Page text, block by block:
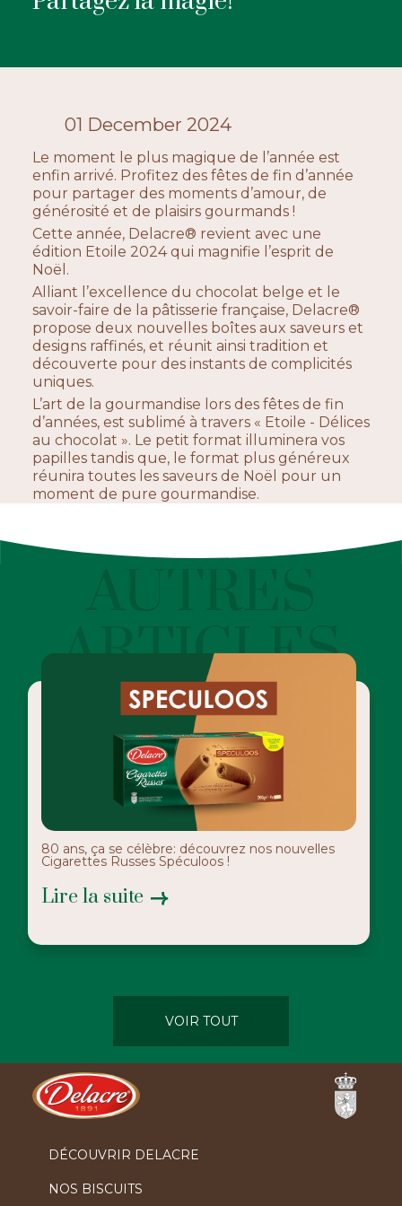
CONTACTEZ-NOUS
01 December 2024
Le moment le plus magique de l’année est
enfin arrivé. Profitez des fêtes de fin d’année
pour partager des moments d’amour, de
générosité et de plaisirs gourmands !
Cette année, Delacre® revient avec une
édition Etoile 2024 qui magnifie l’esprit de
Noël.
Alliant l’excellence du chocolat belge et le
savoir-faire de la pâtisserie française, Delacre®
propose deux nouvelles boîtes aux saveurs et
designs raffinés, et réunit ainsi tradition et
découverte pour des instants de complicités
uniques.
L’art de la gourmandise lors des fêtes de fin
d’années, est sublimé à travers « Etoile - Délices
au chocolat ». Le petit format illuminera vos
papilles tandis que, le format plus généreux
réunira toutes les saveurs de Noël pour un
moment de pure gourmandise.
ARTICLES
80 ans, ça se célèbre: découvrez nos nouvelles
Cigarettes Russes Spéculoos !
Lire la suite
VOIR TOUT
DÉCOUVRIR DELACRE
NOS BISCUITS